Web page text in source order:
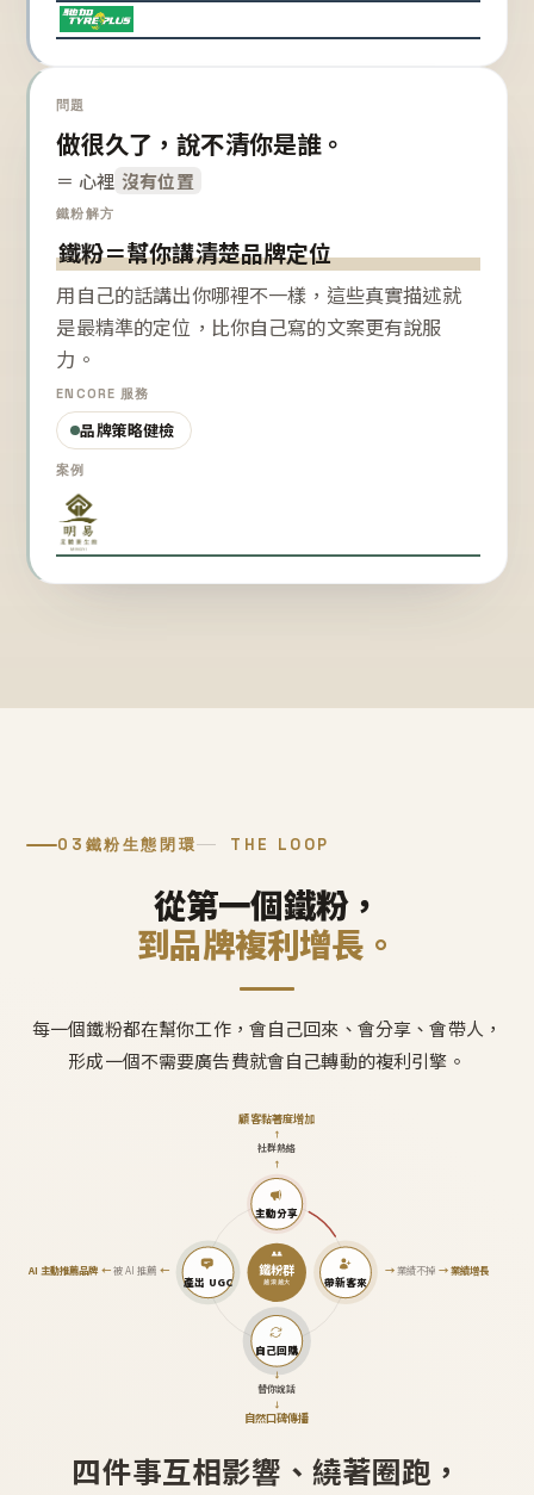
問題
做很久了，說不清你是誰。
＝ 心裡 沒有位置
鐵粉解方
鐵粉＝幫你講清楚品牌定位
用自己的話講出你哪裡不一樣，這些真實描述就
是最精準的定位，比你自己寫的文案更有說服
力。
ENCORE 服務
品牌策略健檢
案例
03 鐵粉生態閉環 THE LOOP
從第一個鐵粉，
到品牌複利增長。
每一個鐵粉都在幫你工作，會自己回來、會分享、會帶人，
形成一個不需要廣告費就會自己轉動的複利引擎。
鐵粉群
越滾越大
主動分享
↑
社群熱絡
↑
顧客黏著度增加
帶新客來
→業績不掉 →業績增長
自己回購
↓
替你說話
↓
自然口碑傳播
產出 UGC
AI 主動推薦品牌←被 AI 推薦 ←
四件事互相影響、繞著圈跑，